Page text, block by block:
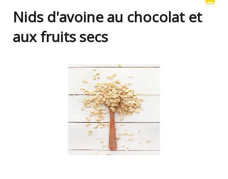
Nids d'avoine au chocolat et
aux fruits secs